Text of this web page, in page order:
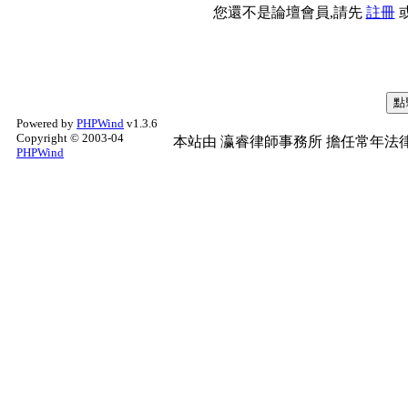
您還不是論壇會員,請先 註冊
Powered by PHPWind v1.3.6
Copyright © 2003-04
PHPWind
本站由 瀛睿律師事務所 擔任常年法